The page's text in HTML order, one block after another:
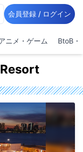
会員登録 / ログイン
ニメ・ゲーム BtoB・